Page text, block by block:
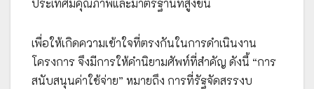
ประเทศมีคุณภาพและมาตรฐานที่สูงขึ้น
เพื่อให้เกิดความเข้าใจที่ตรงกันในการดำเนินงาน
โครงการ จึงมีการให้คำนิยามศัพท์ที่สำคัญ ดังนี้ “การ
สนับสนุนค่าใช้จ่าย” หมายถึง การที่รัฐจัดสรรงบ